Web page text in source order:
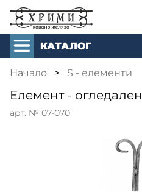
КАТАЛОГ
Начало > S - елементи
Елемент - огледален
арт. № 07-070